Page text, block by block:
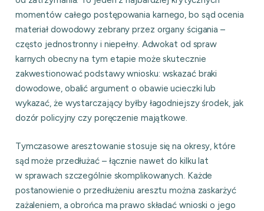
momentów całego postępowania karnego, bo sąd ocenia
materiał dowodowy zebrany przez organy ścigania –
często jednostronny i niepełny. Adwokat od spraw
karnych obecny na tym etapie może skutecznie
zakwestionować podstawy wniosku: wskazać braki
dowodowe, obalić argument o obawie ucieczki lub
wykazać, że wystarczający byłby łagodniejszy środek, jak
dozór policyjny czy poręczenie majątkowe.
Tymczasowe aresztowanie stosuje się na okresy, które
sąd może przedłużać – łącznie nawet do kilku lat
w sprawach szczególnie skomplikowanych. Każde
postanowienie o przedłużeniu aresztu można zaskarżyć
zażaleniem, a obrońca ma prawo składać wnioski o jego